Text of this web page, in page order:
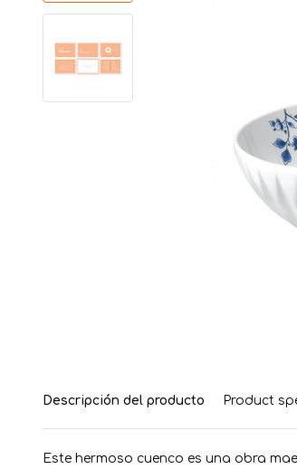
Descripción del producto Product
Este hermoso cuenco es una obra